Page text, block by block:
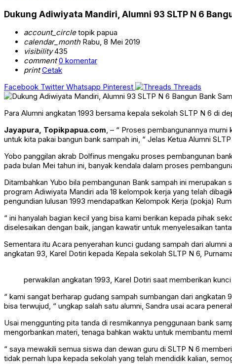
Dukung Adiwiyata Mandiri, Alumni 93 SLTP N 6
account_circletopik papua
calendar_monthRabu, 8 Mei 2019
visibility435
comment 0 komentar
print Cetak
Facebook Twitter Whatsapp Pinterest Threads
Para Alumni angkatan 1993 bersama kepala sekolah SLTP N 6 di
Jayapura, Topikpapua.com, – “ Proses pembangunannya
untuk kita pakai bangun bank sampah ini, “ Jelas Ketua Alumni
Yobo panggilan akrab Dolfinus mengaku proses pembangunan
pada bulan Mei tahun ini, banyak kendala dalam proses
Ditambahkan Yubo bila pembangunan Bank sampah ini
program Adiwiyata Mandiri ada 18 kelompok kerja yang telah
pengundian lulusan 1993 mendapatkan Kelompok Kerja (pokja)
“ ini hanyalah bagian kecil yang bisa kami berikan kepada pihak
diselesaikan dengan baik, jangan kawatir untuk menyelesaikan
Sementara itu Acara penyerahan kunci gudang sampah dari
angkatan 93, Karel Dotiri kepada Kepala sekolah SLTP N 6,
perwakilan angkatan 1993, Karel Dotiri saat memberikan
“ kami sangat berharap gudang sampah sumbangan dari
bisa terwujud, “ ungkap salah satu alumni, Sandra usai acara
Usai menggunting pita tanda di resmikannya penggunaan bank
mengorbankan materi, tenaga bahkan waktu untuk membantu
“ saya mewakili semua siswa dan dewan guru di SLTP N 6
tidak pernah lupa kepada sekolah yang telah mendidik kalian,